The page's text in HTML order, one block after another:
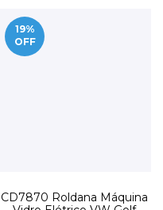
19%
OFF
CD7870 Roldana Máquina